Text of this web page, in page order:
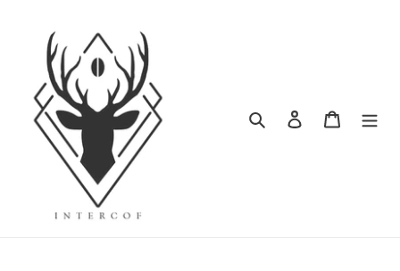
ค้นหา เข้าสู่ระบบตะกร้าสิ